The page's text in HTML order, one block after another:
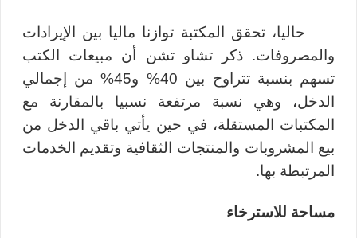
حاليا، تحقق المكتبة توازنا ماليا بين الإيرادات
والمصروفات. ذكر تشاو تشن أن مبيعات الكتب
تسهم بنسبة تتراوح بين 40% و45% من إجمالي
الدخل، وهي نسبة مرتفعة نسبيا بالمقارنة مع
المكتبات المستقلة، في حين يأتي باقي الدخل من
بيع المشروبات والمنتجات الثقافية وتقديم الخدمات
المرتبطة بها.
مساحة للاسترخاء